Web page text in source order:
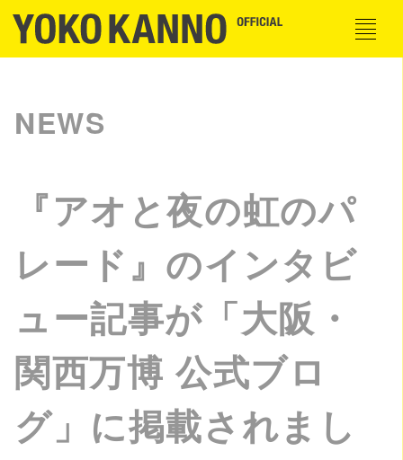
NEWS
『アオと夜の虹のパ
レード』のインタビ
ュー記事が「大阪・
関西万博 公式ブロ
グ」に掲載されまし